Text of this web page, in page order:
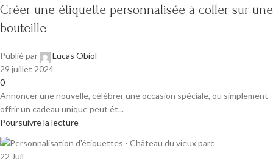
Créer une étiquette personnalisée à coller sur une
bouteille
Publié par
Lucas Obiol
29 juillet 2024
0
Annoncer une nouvelle, célébrer une occasion spéciale, ou simplement
offrir un cadeau unique peut êt...
Poursuivre la lecture
22 Juil